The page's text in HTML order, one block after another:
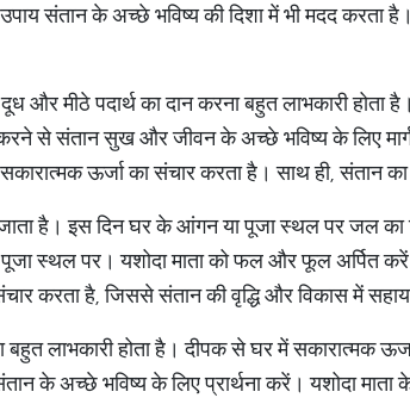
संतान के अच्छे भविष्य की दिशा में भी मदद
और मीठे पदार्थ का दान करना बहुत लाभकारी होता
से संतान सुख और जीवन के अच्छे भविष्य के लिए
ऊर्जा का संचार करता है। साथ ही, संतान
जाता है। इस दिन घर के आंगन या पूजा स्थल पर जल
स्थल पर। यशोदा माता को फल और फूल अर्पित
करता है, जिससे संतान की वृद्धि और विकास में
लाभकारी होता है। दीपक से घर में सकारात्मक
के अच्छे भविष्य के लिए प्रार्थना करें। यशोदा माता